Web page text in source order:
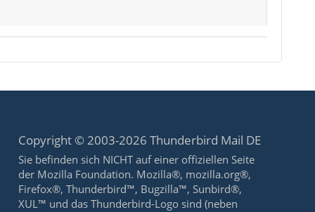
Copyright © 2003-2026 Thunderbird Mail DE
Sie befinden sich NICHT auf einer offiziellen Seite
der Mozilla Foundation. Mozilla®, mozilla.org®,
Firefox®, Thunderbird™, Bugzilla™, Sunbird®,
XUL™ und das Thunderbird-Logo sind (neben